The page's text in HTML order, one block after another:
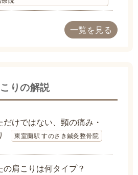
一覧を見る
りの解説
だけではない、頸の痛み・
東室蘭駅 すのさき鍼灸整骨院
の肩こりは何タイプ？